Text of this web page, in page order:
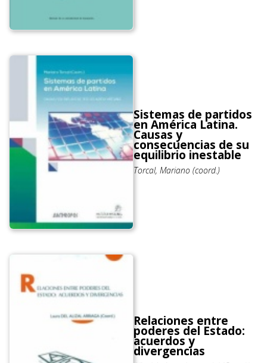
Sistemas de partidos
en América Latina.
Causas y
consecuencias de su
equilibrio inestable
Torcal, Mariano (coord.)
Relaciones entre
poderes del Estado:
acuerdos y
divergencias